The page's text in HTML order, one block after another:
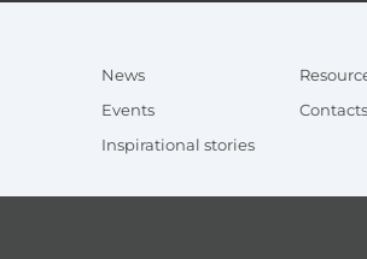
News
Events
Inspirational stories
Contacts